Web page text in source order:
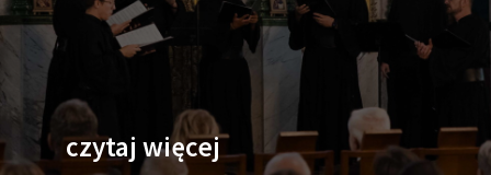
czytaj więcej